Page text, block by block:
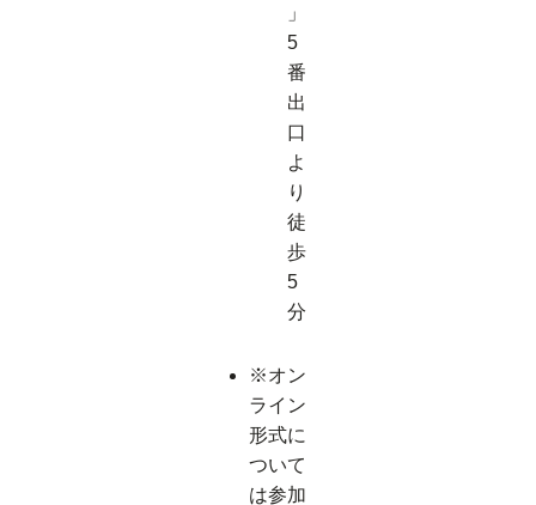
」
5
番
出
口
よ
り
徒
歩
5
分
※オン
ライン
形式に
ついて
は参加